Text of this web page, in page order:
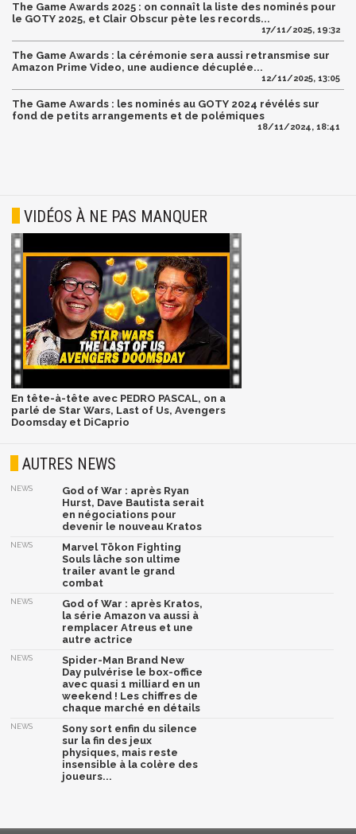
The Game Awards 2025 : on connaît la liste des nominés pour
le GOTY 2025, et Clair Obscur pète les records...
17/11/2025, 19:32
The Game Awards : la cérémonie sera aussi retransmise sur
Amazon Prime Video, une audience décuplée...
12/11/2025, 13:05
The Game Awards : les nominés au GOTY 2024 révélés sur
fond de petits arrangements et de polémiques
18/11/2024, 18:41
VIDÉOS À NE PAS MANQUER
En tête-à-tête avec PEDRO PASCAL, on a
parlé de Star Wars, Last of Us, Avengers
Doomsday et DiCaprio
AUTRES NEWS
NEWS
God of War : après Ryan
Hurst, Dave Bautista serait
en négociations pour
devenir le nouveau Kratos
NEWS
Marvel Tōkon Fighting
Souls lâche son ultime
trailer avant le grand
combat
NEWS
God of War : après Kratos,
la série Amazon va aussi à
remplacer Atreus et une
autre actrice
NEWS
Spider-Man Brand New
Day pulvérise le box-office
avec quasi 1 milliard en un
weekend ! Les chiffres de
chaque marché en détails
NEWS
Sony sort enfin du silence
sur la fin des jeux
physiques, mais reste
insensible à la colère des
joueurs...